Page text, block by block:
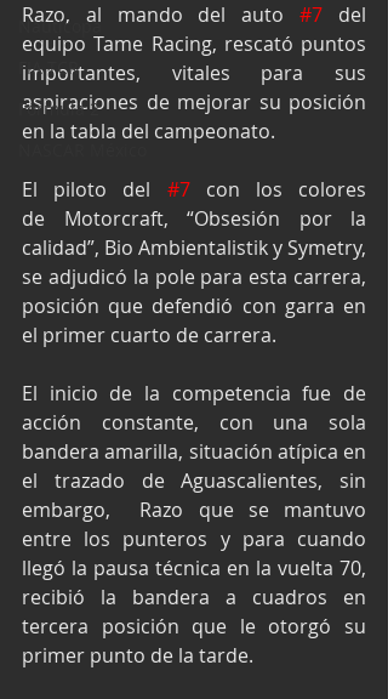
Nauticopa
FIA TCR
Fórmula 2
Razo, al mando del auto #7 del
equipo Tame Racing, rescató puntos
importantes, vitales para sus
aspiraciones de mejorar su posición
en la tabla del campeonato.
El piloto del #7 con los colores
de Motorcraft, “Obsesión por la
calidad”, Bio Ambientalistik y Symetry,
se adjudicó la pole para esta carrera,
posición que defendió con garra en
el primer cuarto de carrera.
El inicio de la competencia fue de
acción constante, con una sola
bandera amarilla, situación atípica en
el trazado de Aguascalientes, sin
embargo,  Razo que se mantuvo
entre los punteros y para cuando
llegó la pausa técnica en la vuelta 70,
recibió la bandera a cuadros en
tercera posición que le otorgó su
primer punto de la tarde.